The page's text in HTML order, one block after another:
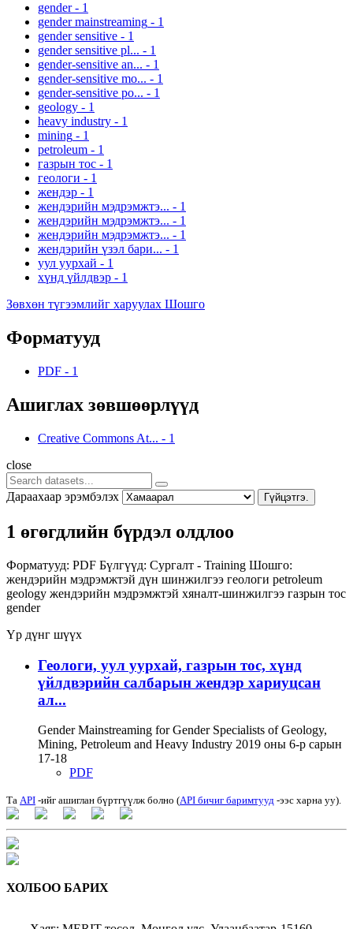
gender - 1
gender mainstreaming - 1
gender sensitive - 1
gender sensitive pl... - 1
gender-sensitive an... - 1
gender-sensitive mo... - 1
gender-sensitive po... - 1
geology - 1
heavy industry - 1
mining - 1
petroleum - 1
газрын тос - 1
геологи - 1
жендэр - 1
жендэрийн мэдрэмжтэ... - 1
жендэрийн мэдрэмжтэ... - 1
жендэрийн мэдрэмжтэ... - 1
жендэрийн үзэл бари... - 1
уул уурхай - 1
хүнд үйлдвэр - 1
Зөвхөн түгээмлийг харуулах Шошго
Форматууд
PDF - 1
Ашиглах зөвшөөрлүүд
Creative Commons At... - 1
close
Дараахаар эрэмбэлэх Гүйцэтгэ.
1 өгөгдлийн бүрдэл олдлоо
Форматууд: PDF Бүлгүүд: Сургалт - Training Шошго:
жендэрийн мэдрэмжтэй дүн шинжилгээ геологи petroleum
geology жендэрийн мэдрэмжтэй хяналт-шинжилгээ газрын тос
gender
Үр дүнг шүүх
Геологи, уул уурхай, газрын тос, хүнд
үйлдвэрийн салбарын жендэр хариуцсан
ал...
Gender Mainstreaming for Gender Specialists of Geology,
Mining, Petroleum and Heavy Industry 2019 оны 6-р сарын
17-18
PDF
Та API -ийг ашиглан бүртгүүлж болно (API бичиг баримтууд -ээс харна уу).
ХОЛБОО БАРИХ